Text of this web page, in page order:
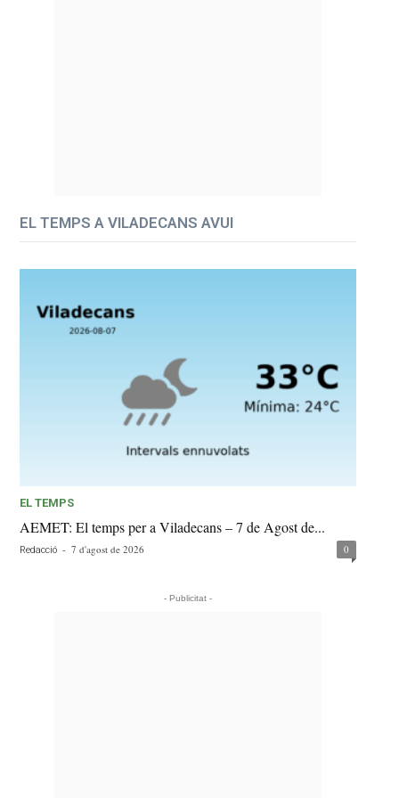
EL TEMPS A VILADECANS AVUI
EL TEMPS
AEMET: El temps per a Viladecans – 7 de Agost de...
Redacció - 7 d'agost de 2026 0
- Publicitat -